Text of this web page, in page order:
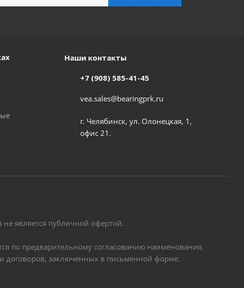
Наши контакты
+7 (908) 585-41-45
vea.sales@bearingprk.ru
г. Челябинск, ул. Олонецкая, 1,
офис 21.
является публичной офертой.
по предварительному согласованию наименования,
договоров, заключенных в письменной форме.